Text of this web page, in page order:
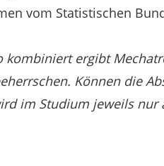
vom Statistischen
kombiniert ergibt
Können die
im Studium jeweils nur